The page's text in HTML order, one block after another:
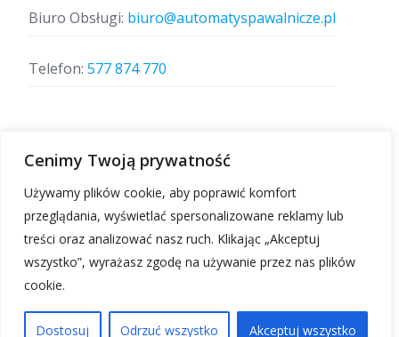
Cenimy Twoją prywatność
Używamy plików cookie, aby poprawić komfort
przeglądania, wyświetlać spersonalizowane reklamy lub
treści oraz analizować nasz ruch. Klikając „Akceptuj
wszystko”, wyrażasz zgodę na używanie przez nas plików
cookie.
Dostosuj Odrzuć wszystko Akceptuj wszystko
Biuro Obsługi: biuro@automatyspawalnicze.pl
Telefon: 577 874 770
Automatyspawalnicze.pl | Wszelkie prawa
zastrzeżone.